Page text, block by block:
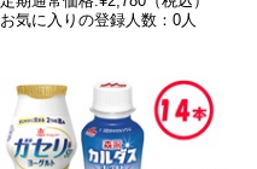
お気に入りの登録人数：0人